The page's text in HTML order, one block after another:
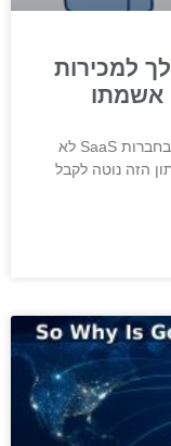
למכירות
אשמתו
שבעה מתוך עשרה מנהלי מכירות ראשונים בחברות SaaS לא
עשר חודשים בתפקיד. [1] הנתון הזה נוטה לקבל